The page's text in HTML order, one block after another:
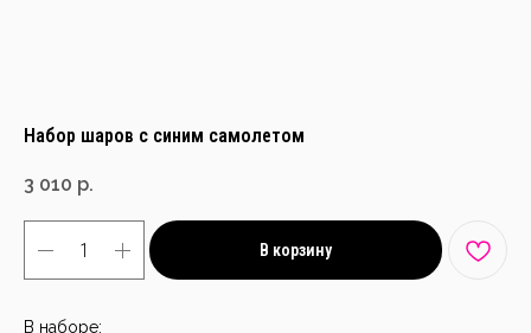
Набор шаров с синим самолетом
3 010 р.
В корзину
В наборе: